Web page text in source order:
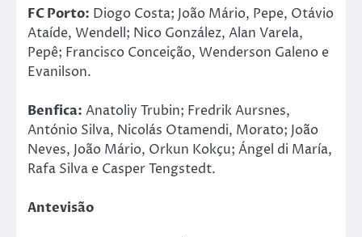
FC Porto: Diogo Costa; João Mário, Pepe, Otávio
Ataíde, Wendell; Nico González, Alan Varela,
Pepê; Francisco Conceição, Wenderson Galeno e
Evanilson.
Benfica: Anatoliy Trubin; Fredrik Aursnes,
António Silva, Nicolás Otamendi, Morato; João
Neves, João Mário, Orkun Kokçu; Ángel di María,
Rafa Silva e Casper Tengstedt.
Antevisão